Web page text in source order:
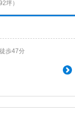
坪）
歩47分